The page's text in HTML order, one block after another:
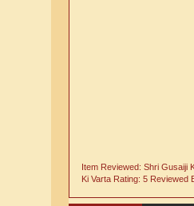
Item Reviewed: Shri Gusaiji
Ki Varta Rating: 5 Reviewed